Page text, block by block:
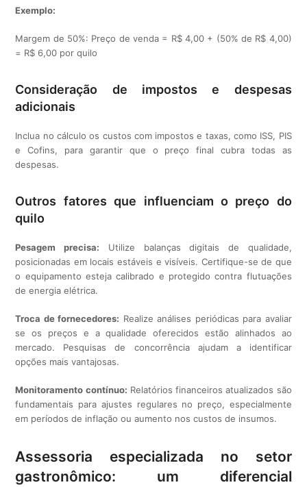
Exemplo:
Margem de 50%: Preço de venda = R$ 4,00 + (50% de R$ 4,00)
= R$ 6,00 por quilo
Consideração de impostos e despesas
adicionais
Inclua no cálculo os custos com impostos e taxas, como ISS, PIS
e Cofins, para garantir que o preço final cubra todas as
despesas.
Outros fatores que influenciam o preço do
quilo
Pesagem precisa: Utilize balanças digitais de qualidade,
posicionadas em locais estáveis e visíveis. Certifique-se de que
o equipamento esteja calibrado e protegido contra flutuações
de energia elétrica.
Troca de fornecedores: Realize análises periódicas para avaliar
se os preços e a qualidade oferecidos estão alinhados ao
mercado. Pesquisas de concorrência ajudam a identificar
opções mais vantajosas.
Monitoramento contínuo: Relatórios financeiros atualizados são
fundamentais para ajustes regulares no preço, especialmente
em períodos de inflação ou aumento nos custos de insumos.
Assessoria especializada no setor
gastronômico: um diferencial